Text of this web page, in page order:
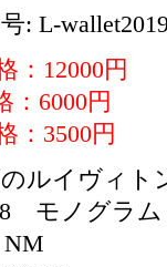
: L-
：12000円
：6000円
：3500円
ルイヴィ
モノグラ